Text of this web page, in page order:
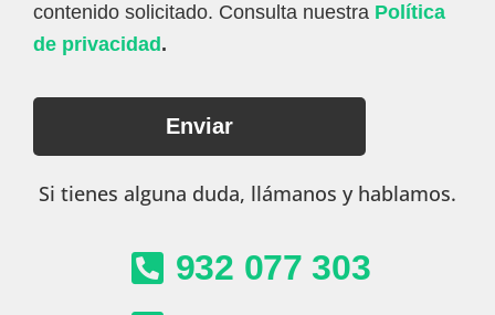
contenido solicitado. Consulta nuestra Política
de privacidad .
Si tienes alguna duda, llámanos y hablamos.
932 077 303